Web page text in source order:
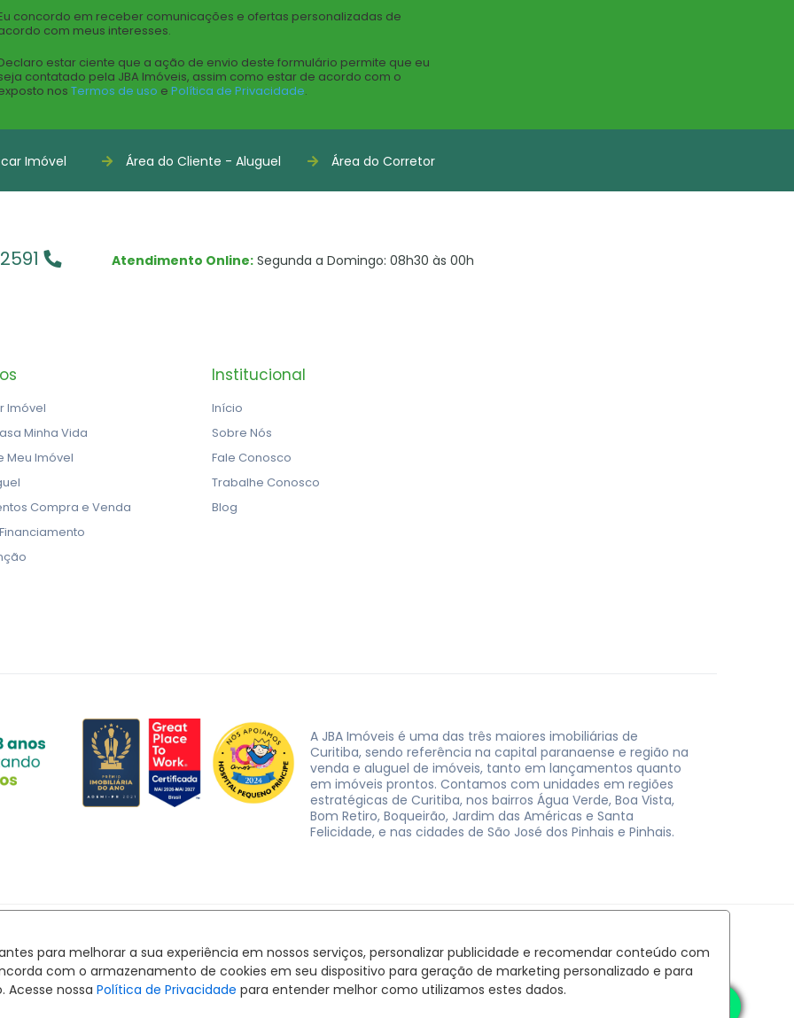
para melhorar a sua experiência em nossos serviços, personalizar publicidade e recomendar conteúdo com
com o armazenamento de cookies em seu dispositivo para geração de marketing personalizado e para
Acesse nossa Política de Privacidade para entender melhor como utilizamos estes dados.
concordo em receber comunicações e ofertas personalizadas de
com meus interesses.
estar ciente que a ação de envio deste formulário permite que eu
contatado pela JBA Imóveis, assim como estar de acordo com o
nos Termos de uso e Política de Privacidade.
Imóvel Área do Cliente - Aluguel Área do Corretor
Atendimento Online: Segunda a Domingo: 08h30 às 00h
Imóvel
Minha Vida
Meu Imóvel
Compra e Venda
Institucional
Início
Sobre Nós
Fale Conosco
Trabalhe Conosco
Blog
A JBA Imóveis é uma das três maiores imobiliárias de
Curitiba, sendo referência na capital paranaense e região na
venda e aluguel de imóveis, tanto em lançamentos quanto
em imóveis prontos. Contamos com unidades em regiões
estratégicas de Curitiba, nos bairros Água Verde, Boa Vista,
Bom Retiro, Boqueirão, Jardim das Américas e Santa
Felicidade, e nas cidades de São José dos Pinhais e Pinhais.
Política de privacidade
Termos de uso
Feito com
pelo time daRocketImob | Site para Imobiliária